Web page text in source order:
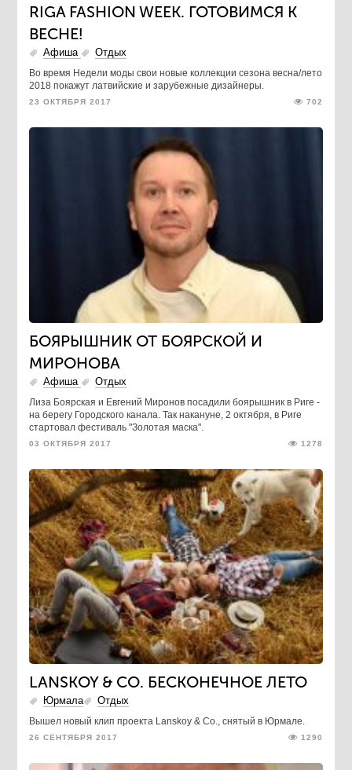
RIGA FASHION WEEK. ГОТОВИМСЯ К
ВЕСНЕ!
Афиша Отдых
​Во время Недели моды свои новые коллекции сезона весна/лето
2018 покажут латвийские и зарубежные дизайнеры.
23 ОКТЯБРЯ 2017 702
БОЯРЫШНИК ОТ БОЯРСКОЙ И
МИРОНОВА
Афиша Отдых
Лиза Боярская и Евгений Миронов посадили боярышник в Риге -
на берегу Городского канала. Так накануне, 2 октября, в Риге
стартовал фестиваль "Золотая маска".
03 ОКТЯБРЯ 2017 1278
LANSKOY & CO. БЕСКОНЕЧНОЕ ЛЕТО
Юрмала Отдых
Вышел новый клип проекта Lanskoy & Co., снятый в Юрмале.
26 СЕНТЯБРЯ 2017 1290